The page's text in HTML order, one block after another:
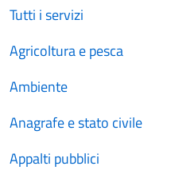
Tutti i servizi
Agricoltura e pesca
Ambiente
Anagrafe e stato civile
Appalti pubblici